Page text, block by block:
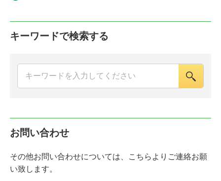
キーワードで検索する
お問い合わせ
その他お問い合わせについては、こちらよりご連絡お願
い致します。